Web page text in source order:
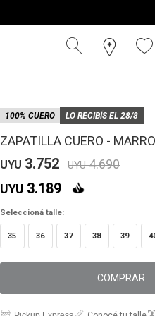
100% CUERO LO RECIBÍS EL 28/8
ZAPATILLA CUERO -
UYU 3.752 UYU 4.690
UYU 3.189
Seleccioná talle:
35 36 37 38 39
COMPRAR